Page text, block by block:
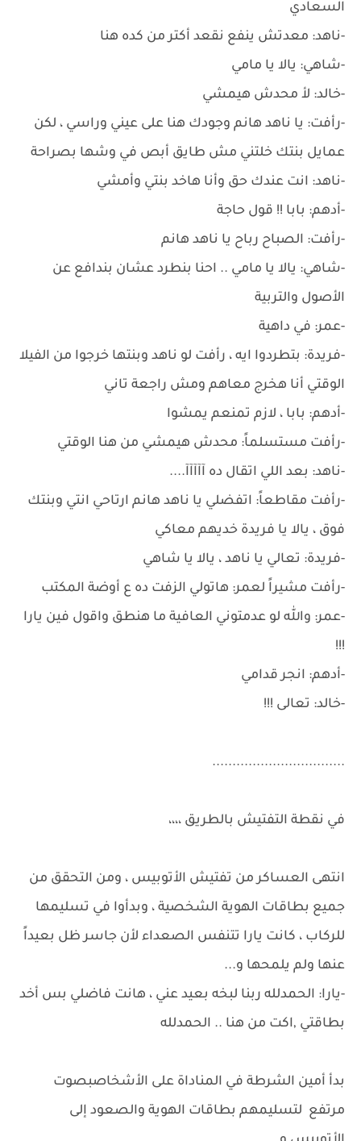
السعادي
-ناهد: معدتش ينفع نقعد أكتر من كده هنا
-شاهي: يالا يا مامي
-خالد: لأ محدش هيمشي
-رأفت: يا ناهد هانم وجودك هنا على عيني وراسي ، لكن
عمايل بنتك خلتني مش طايق أبص في وشها بصراحة
-ناهد: انت عندك حق وأنا هاخد بنتي وأمشي
-أدهم: بابا !! قول حاجة
-رأفت: الصباح رباح يا ناهد هانم
-شاهي: يالا يا مامي .. احنا بنطرد عشان بندافع عن
الأصول والتربية
-عمر: في داهية
-فريدة: بتطردوا ايه ، رأفت لو ناهد وبنتها خرجوا من الفيلا
الوقتي أنا هخرج معاهم ومش راجعة تاني
-أدهم: بابا ، لازم تمنعم يمشوا
-رأفت مستسلماً: محدش هيمشي من هنا الوقتي
-ناهد: بعد اللي اتقال ده آآآآآ....
-رأفت مقاطعاً: اتفضلي يا ناهد هانم ارتاحي انتي وبنتك
فوق ، يالا يا فريدة خديهم معاكي
-فريدة: تعالي يا ناهد ، يالا يا شاهي
-رأفت مشيراً لعمر: هاتولي الزفت ده ع أوضة المكتب
-عمر: والله لو عدمتوني العافية ما هنطق واقول فين يارا
!!!
-أدهم: انجر قدامي
-خالد: تعالى !!!
.................................
في نقطة التفتيش بالطريق ،،،،
انتهى العساكر من تفتيش الأتوبيس ، ومن التحقق من
جميع بطاقات الهوية الشخصية ، وبدأوا في تسليمها
للركاب ، كانت يارا تتنفس الصعداء لأن جاسر ظل بعيداً
عنها ولم يلمحها و...
-يارا: الحمدلله ربنا لبخه بعيد عني ، هانت فاضلي بس أخد
بطاقتي ,اكت من هنا .. الحمدلله
بدأ أمين الشرطة في المناداة على الأشخاصبصوت
مرتفع لتسليمهم بطاقات الهوية والصعود إلى